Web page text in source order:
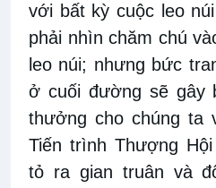
với bất kỳ cuộc leo
phải nhìn chăm chú
leo núi; nhưng bức
ở cuối đường sẽ gây
thưởng cho chúng ta
Tiến trình Thượng
tỏ ra gian truân và